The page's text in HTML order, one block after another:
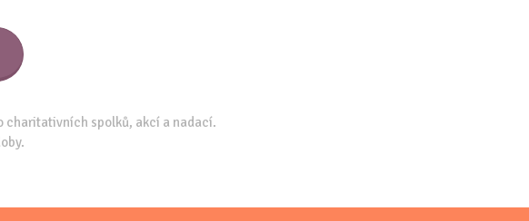
charitativních spolků, akcí a nadací.